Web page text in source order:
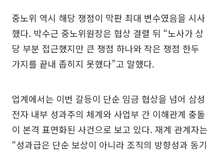
중노위 역시 해당 쟁점이 막판 최대 변수였음을 시사
했다. 박수근 중노위원장은 협상 결렬 뒤 “노사가 상
당 부분 접근했지만 큰 쟁점 하나와 작은 쟁점 한두
가지를 끝내 좁히지 못했다”고 말했다.
업계에서는 이번 갈등이 단순 임금 협상을 넘어 삼성
전자 내부 성과주의 체계와 사업부 간 이해관계 충돌
이 본격 표면화된 사건으로 보고 있다. 재계 관계자는
“성과급은 단순 보상이 아니라 조직의 방향성과 동기